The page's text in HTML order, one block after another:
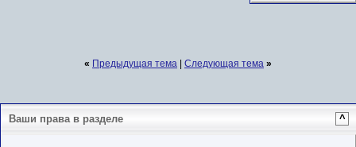
« Предыдущая тема Следующая тема »
Ваши права в разделе ^